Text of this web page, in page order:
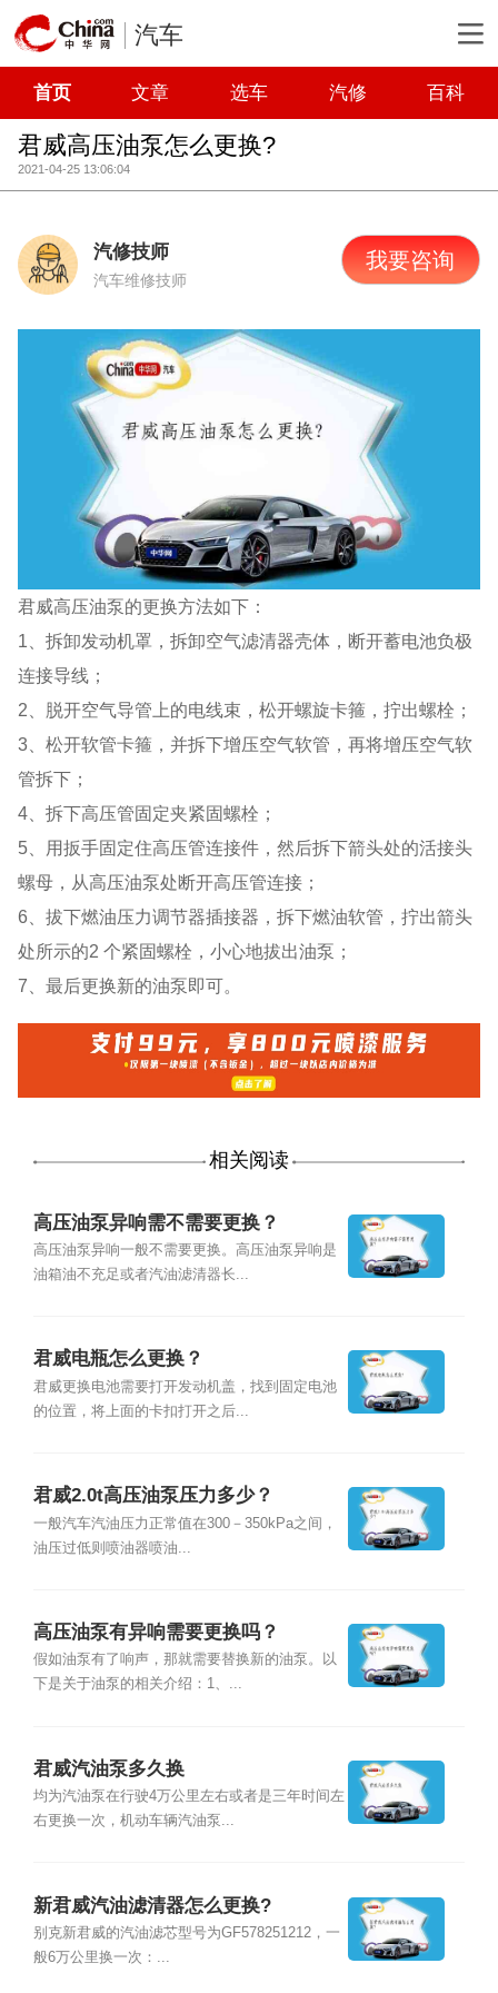
汽车
首页 文章 选车 汽修 百科
君威高压油泵怎么更换?
2021-04-25 13:06:04
汽修技师
汽车维修技师
我要咨询
君威高压油泵的更换方法如下：
1、拆卸发动机罩，拆卸空气滤清器壳体，断开蓄电池负极
连接导线；
2、脱开空气导管上的电线束，松开螺旋卡箍，拧出螺栓；
3、松开软管卡箍，并拆下增压空气软管，再将增压空气软
管拆下；
4、拆下高压管固定夹紧固螺栓；
5、用扳手固定住高压管连接件，然后拆下箭头处的活接头
螺母，从高压油泵处断开高压管连接；
6、拔下燃油压力调节器插接器，拆下燃油软管，拧出箭头
处所示的2 个紧固螺栓，小心地拔出油泵；
7、最后更换新的油泵即可。
相关阅读
高压油泵异响需不需要更换？
高压油泵异响一般不需要更换。高压油泵异响是
油箱油不充足或者汽油滤清器长...
君威电瓶怎么更换？
君威更换电池需要打开发动机盖，找到固定电池
的位置，将上面的卡扣打开之后...
君威2.0t高压油泵压力多少？
一般汽车汽油压力正常值在300－350kPa之间，
油压过低则喷油器喷油...
高压油泵有异响需要更换吗？
假如油泵有了响声，那就需要替换新的油泵。以
下是关于油泵的相关介绍：1、...
君威汽油泵多久换
均为汽油泵在行驶4万公里左右或者是三年时间左
右更换一次，机动车辆汽油泵...
新君威汽油滤清器怎么更换?
别克新君威的汽油滤芯型号为GF578251212，一
般6万公里换一次：...